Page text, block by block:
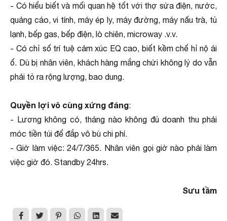
- Có hiểu biết và mối quan hệ tốt với thợ sửa điện, nước,
quảng cáo, vi tính, máy ép ly, máy đường, máy nấu trà, tủ
lạnh, bếp gas, bếp điện, lò chiên, microway .v.v.
- Có chỉ số trí tuệ cảm xúc EQ cao, biết kềm chế hỉ nộ ái
ố. Dù bị nhân viên, khách hàng mắng chửi không lý do vẫn
phải tỏ ra rộng lượng, bao dung.
Quyền lợi vô cùng xứng đáng:
- Lương không có, tháng nào không đủ doanh thu phải
móc tiền túi để đắp vô bù chi phí.
- Giờ làm việc: 24/7/365. Nhân viên gọi giờ nào phải làm
việc giờ đó. Standby 24hrs.
Sưu tầm